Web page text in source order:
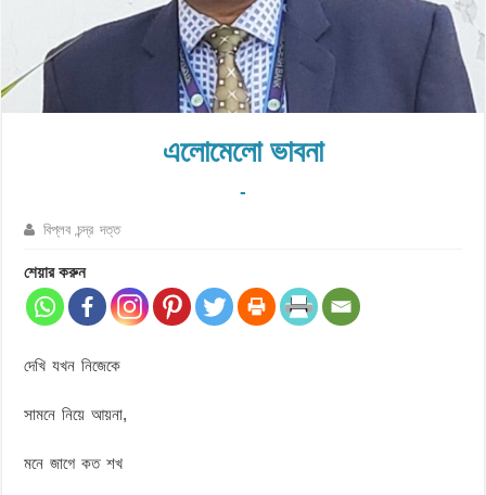
এলোমেলো ভাবনা
-
বিপ্লব চন্দ্র দত্ত
শেয়ার করুন
দেখি যখন নিজেকে
সামনে নিয়ে আয়না,
মনে জাগে কত শখ